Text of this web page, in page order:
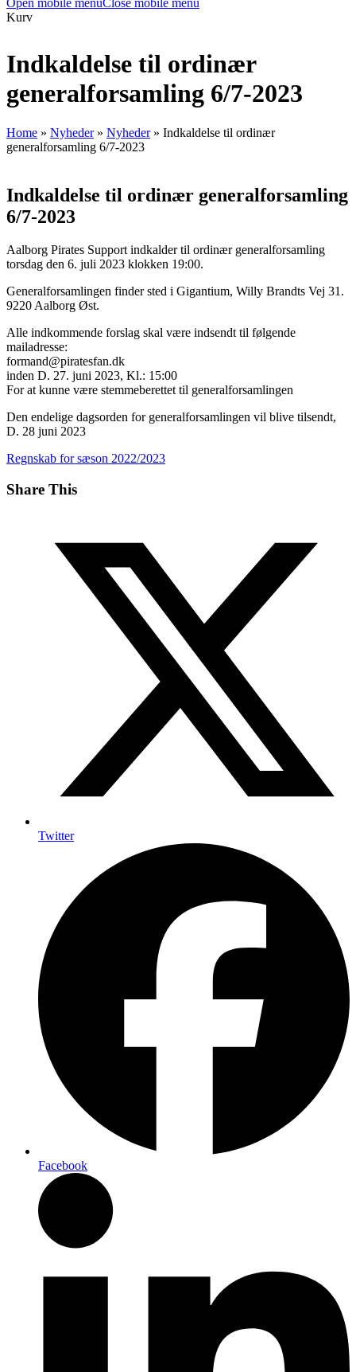
Kurv
Indkaldelse til ordinær
generalforsamling 6/7-2023
Home » Nyheder» Nyheder» Indkaldelse til ordinær
generalforsamling 6/7-2023
Indkaldelse til ordinær generalforsamling
6/7-2023
Aalborg Pirates Support indkalder til ordinær generalforsamling
torsdag den 6. juli 2023 klokken 19:00.
Generalforsamlingen finder sted i Gigantium, Willy Brandts Vej 31.
9220 Aalborg Øst.
Alle indkommende forslag skal være indsendt til følgende
mailadresse:
formand@piratesfan.dk
inden D. 27. juni 2023, Kl.: 15:00
For at kunne være stemmeberettet til generalforsamlingen
Den endelige dagsorden for generalforsamlingen vil blive tilsendt,
D. 28 juni 2023
Regnskab for sæson 2022/2023
Share This
Twitter
Facebook